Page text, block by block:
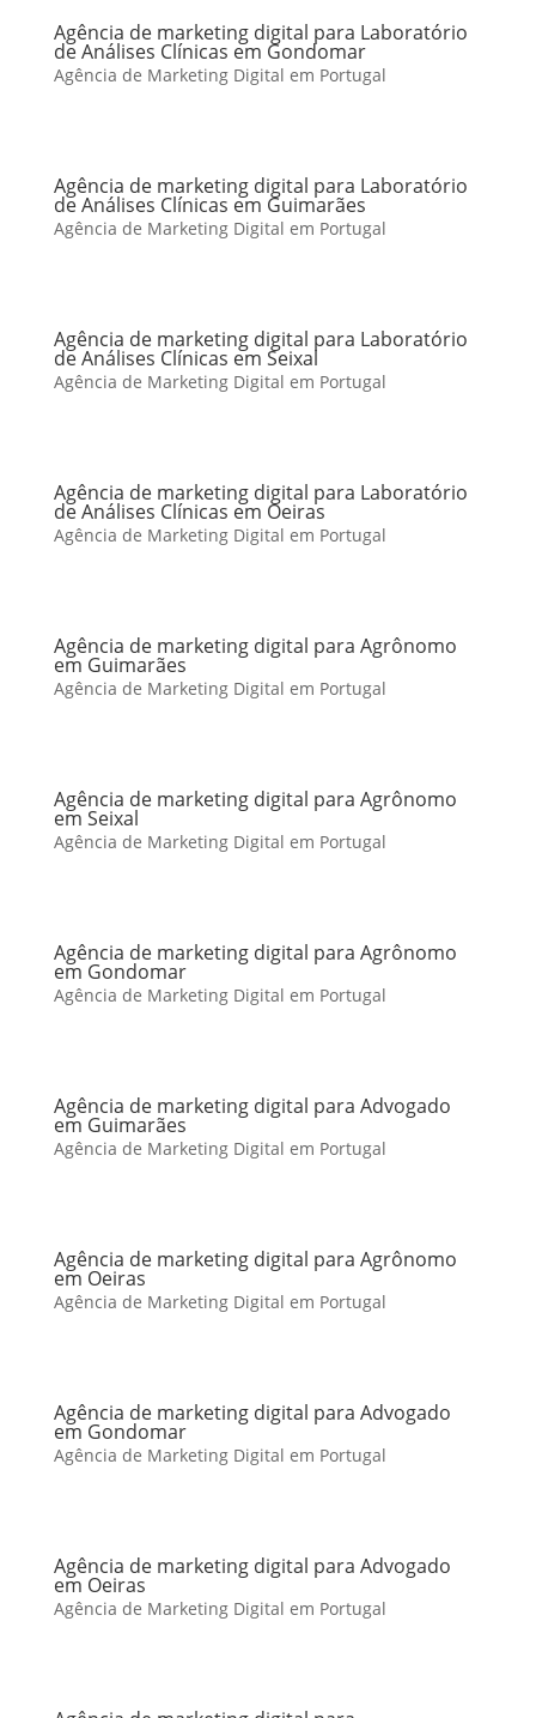
Agência de marketing digital para Laboratório
de Análises Clínicas em Gondomar
Agência de Marketing Digital em Portugal
Agência de marketing digital para Laboratório
de Análises Clínicas em Guimarães
Agência de Marketing Digital em Portugal
Agência de marketing digital para Laboratório
de Análises Clínicas em Seixal
Agência de Marketing Digital em Portugal
Agência de marketing digital para Laboratório
de Análises Clínicas em Oeiras
Agência de Marketing Digital em Portugal
Agência de marketing digital para Agrônomo
em Guimarães
Agência de Marketing Digital em Portugal
Agência de marketing digital para Agrônomo
em Seixal
Agência de Marketing Digital em Portugal
Agência de marketing digital para Agrônomo
em Gondomar
Agência de Marketing Digital em Portugal
Agência de marketing digital para Advogado
em Guimarães
Agência de Marketing Digital em Portugal
Agência de marketing digital para Agrônomo
em Oeiras
Agência de Marketing Digital em Portugal
Agência de marketing digital para Advogado
em Gondomar
Agência de Marketing Digital em Portugal
Agência de marketing digital para Advogado
em Oeiras
Agência de Marketing Digital em Portugal